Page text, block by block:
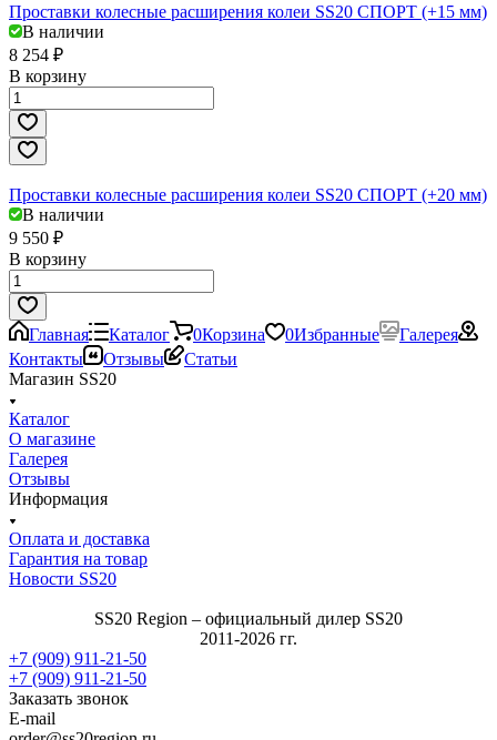
Проставки колесные расширения колеи SS20 СПОРТ (+15 мм)
В наличии
8 254 ₽
В корзину
Проставки колесные расширения колеи SS20 СПОРТ (+20 мм)
В наличии
9 550 ₽
В корзину
Главная Каталог 0Корзина 0Избранные
Галерея
Контакты
Отзывы
Статьи
Магазин SS20
Каталог
О магазине
Галерея
Отзывы
Информация
Оплата и доставка
Гарантия на товар
Новости SS20
SS20 Region – официальный дилер SS20
2011-2026 гг.
+7 (909) 911-21-50
+7 (909) 911-21-50
Заказать звонок
E-mail